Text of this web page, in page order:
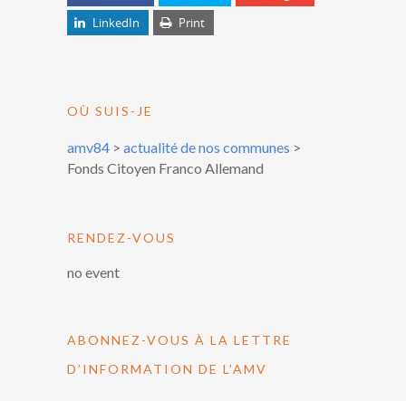
LinkedIn
Print
OÙ SUIS-JE
amv84 > actualité de nos communes >
Fonds Citoyen Franco Allemand
RENDEZ-VOUS
no event
ABONNEZ-VOUS À LA LETTRE
D’INFORMATION DE L’AMV